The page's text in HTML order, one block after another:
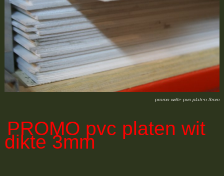
promo witte pvc platen 3mm
PROMO pvc platen wit
dikte 3mm